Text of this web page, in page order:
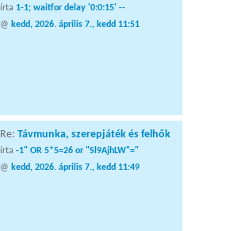
írta 1-1; waitfor delay '0:0:15' --
@ kedd, 2026. április 7., kedd 11:51
Re: Távmunka, szerepjáték és felhők
írta -1" OR 5*5=26 or "Sl9AjhLW"="
@ kedd, 2026. április 7., kedd 11:49